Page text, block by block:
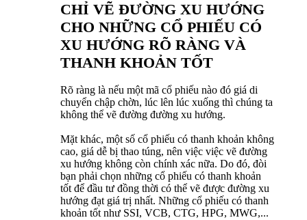
CHỈ VẼ ĐƯỜNG XU HƯỚNG
CHO NHỮNG CỔ PHIẾU CÓ
XU HƯỚNG RÕ RÀNG VÀ
THANH KHOẢN TỐT
Rõ ràng là nếu một mã cổ phiếu nào đó giá di
chuyển chập chờn, lúc lên lúc xuống thì chúng ta
không thể vẽ đường đường xu hướng.
Mặt khác, một số cổ phiếu có thanh khoản không
cao, giá dễ bị thao túng, nên việc việc vẽ đường
xu hướng không còn chính xác nữa. Do đó, đòi
bạn phải chọn những cổ phiếu có thanh khoản
tốt để đầu tư đồng thời có thể vẽ được đường xu
hướng đạt giá trị nhất. Những cổ phiếu có thanh
khoản tốt như SSI, VCB, CTG, HPG, MWG,...